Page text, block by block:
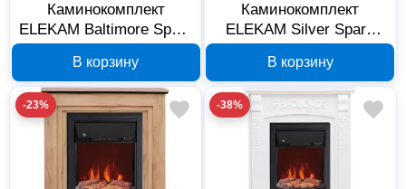
Каминокомплект
ELEKAM Baltimore Spark
В корзину
Каминокомплект
ELEKAM Silver Spark
В корзину
-23% -38%